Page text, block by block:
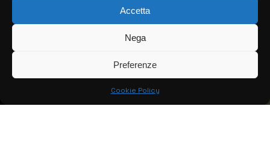
Accetta
Nega
Preferenze
Cookie Policy